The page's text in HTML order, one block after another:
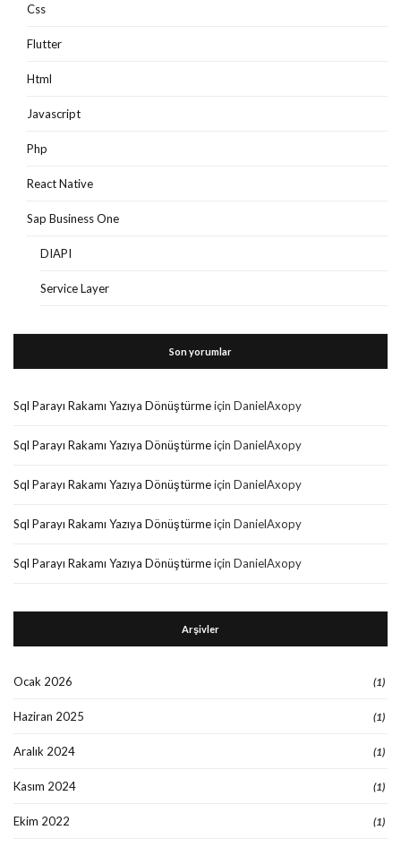
Css
Flutter
Html
Javascript
Php
React Native
Sap Business One
DIAPI
Service Layer
Son yorumlar
Sql Parayı Rakamı Yazıya Dönüştürmeiçin DanielAxopy
Sql Parayı Rakamı Yazıya Dönüştürmeiçin DanielAxopy
Sql Parayı Rakamı Yazıya Dönüştürmeiçin DanielAxopy
Sql Parayı Rakamı Yazıya Dönüştürmeiçin DanielAxopy
Sql Parayı Rakamı Yazıya Dönüştürmeiçin DanielAxopy
Arşivler
Ocak 2026 (1)
Haziran 2025 (1)
Aralık 2024 (1)
Kasım 2024 (1)
Ekim 2022 (1)